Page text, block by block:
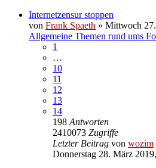
Internetzensur stoppen
von Frank Spaeth » Mittwoch
Allgemeine Themen rund ums
1
…
10
11
12
13
14
198 Antworten
2410073 Zugriffe
Letzter Beitrag von wozim
Donnerstag 28. März